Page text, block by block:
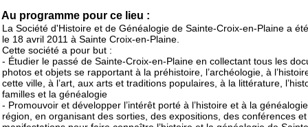
Au programme pour ce lieu :
La Société d'Histoire et de Généalogie de Sainte-Croix-en-Plaine a
le 18 avril 2011 à Sainte Croix-en-Plaine.
Cette société a pour but :
- Étudier le passé de Sainte-Croix-en-Plaine en collectant tous les
photos et objets se rapportant à la préhistoire, l’archéologie, à
cette ville, à l’art, aux arts et traditions populaires, à la littérature,
familles et la généalogie
- Promouvoir et développer l’intérêt porté à l’histoire et à la
région, en organisant des sorties, des expositions, des conférences